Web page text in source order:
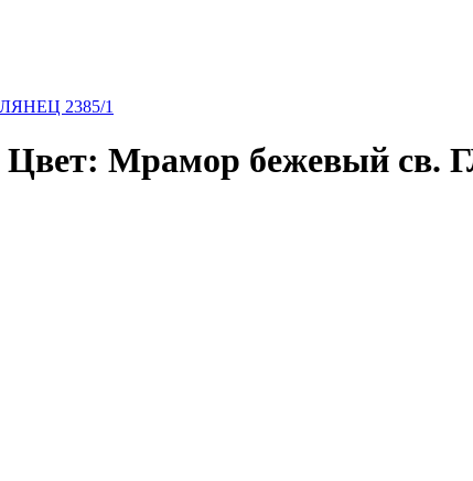
2385/1
Мрамор бежевый св.